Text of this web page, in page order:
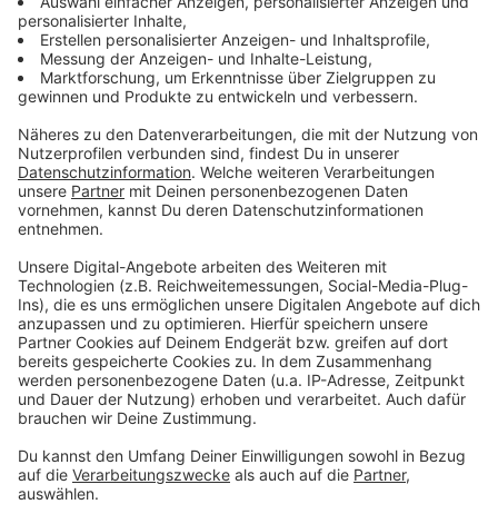
Familienübernachtung im NRW-Teil des
Weserberglandes. Allerdings gibt es hier, wie auch am
Niederrhein, viele sehr gut ausgestattete 4- und 4,5-
Sterne-Plätze (ADAC Klassifikation). Im
Vergleichspreis enthalten sind der Auto- oder Caravan-
Standplatz sowie die wichtigsten obligatorischen
Nebenkosten wie Strom, warme Duschen und Kurtaxe.
Der Preis bezieht sich auf die Hochsaison und
Campingplätze mit einer ADAC Klassifikation von drei
Sternen oder höher.
Anzeige
Die Top-Campingplätze in NRW laut ADAC
Anzeige
Der ADAC hat die besten Campingplätze für